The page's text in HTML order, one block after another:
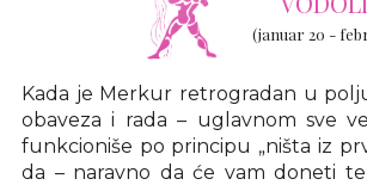
(januar 20 -
Kada je Merkur retrogradan u
obaveza i rada – uglavnom sve
funkcioniše po principu „ništa iz
da – naravno da će vam doneti